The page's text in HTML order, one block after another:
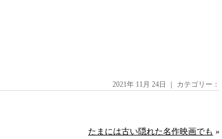
2021年 11月 24日 ｜ カテゴリー：
たまには古い隠れた名作映画でも »